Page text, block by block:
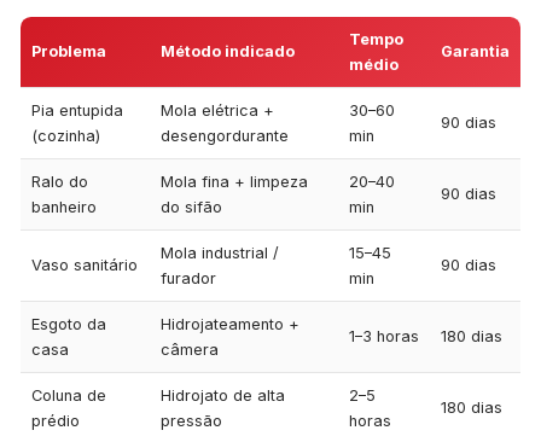
Problema Método indicado
Tempo
médio
Garantia
Pia entupida
(cozinha)
Mola elétrica +
desengordurante
30–60
min
90 dias
Ralo do
banheiro
Mola fina + limpeza
do sifão
20–40
min
90 dias
Vaso sanitário
Mola industrial /
furador
15–45
min
90 dias
Esgoto da
casa
Hidrojateamento +
câmera
1–3 horas 180 dias
Coluna de
prédio
Hidrojato de alta
pressão
2–5
horas
180 dias